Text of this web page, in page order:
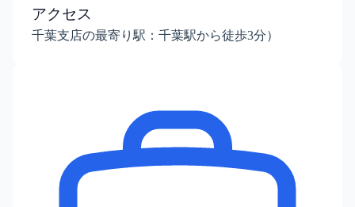
アクセス
千葉支店の最寄り駅：千葉駅から徒歩3分）